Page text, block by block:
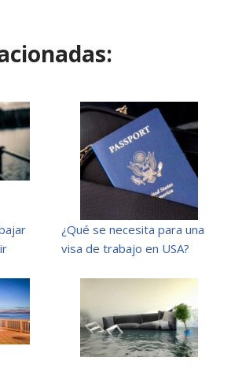
¿Qué se necesita para una
visa de trabajo en USA?